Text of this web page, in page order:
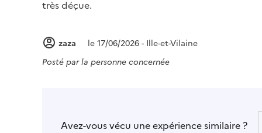
très déçue.
zaza
le 17/06/2026 - Ille-et-Vilaine
Posté parla personne concernée
Avez-vous vécu une expérience similaire ?